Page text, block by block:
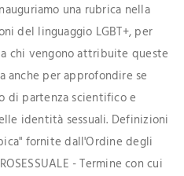
una rubrica nella
del linguaggio LGBT+, per
chi vengono attribuite queste
anche per approfondire se
di partenza scientifico e
identità sessuali. Definizioni
fornite dall'Ordine degli
- Termine con cui